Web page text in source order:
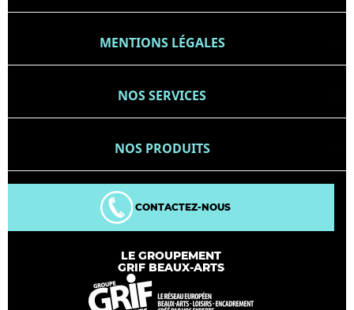
MENTIONS LÉGALES
NOS SERVICES
NOS PRODUITS
CONTACTEZ-NOUS
LE GROUPEMENT
GRIF BEAUX-ARTS